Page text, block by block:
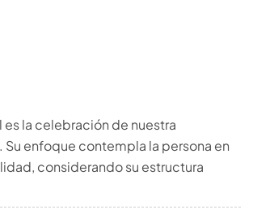
es la celebración de nuestra
enfoque contempla la persona en
considerando su estructura